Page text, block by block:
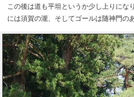
この後は道も平坦というか少し上りにな
には須賀の瀧、そしてゴールは随神門の